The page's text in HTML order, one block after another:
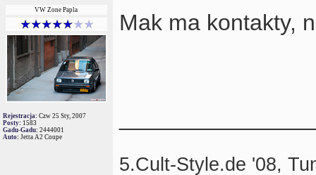
VW Zone Papla
Rejestracja: Czw 25 Sty, 2007
Posty: 1583
Gadu-Gadu: 2444001
Auto: Jetta A2 Coupe
Mak ma kontakty,
5.Cult-Style.de '08,